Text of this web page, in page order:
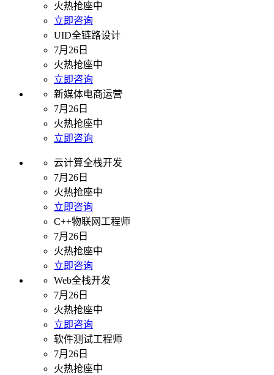
火热抢座中
立即咨询
UID全链路设计
7月26日
火热抢座中
立即咨询
新媒体电商运营
7月26日
火热抢座中
立即咨询
云计算全栈开发
7月26日
火热抢座中
立即咨询
C++物联网工程师
7月26日
火热抢座中
立即咨询
Web全栈开发
7月26日
火热抢座中
立即咨询
软件测试工程师
7月26日
火热抢座中